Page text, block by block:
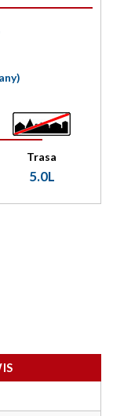
Trasa
5.0L